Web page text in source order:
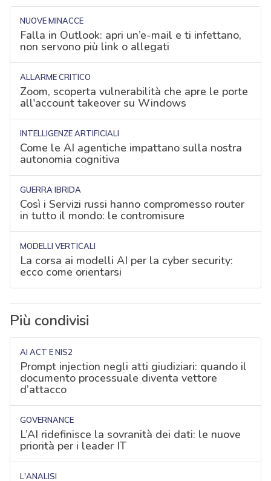
NUOVE MINACCE
Falla in Outlook: apri un’e-mail e ti infettano,
non servono più link o allegati
ALLARME CRITICO
Zoom, scoperta vulnerabilità che apre le porte
all'account takeover su Windows
INTELLIGENZE ARTIFICIALI
Come le AI agentiche impattano sulla nostra
autonomia cognitiva
GUERRA IBRIDA
Così i Servizi russi hanno compromesso router
in tutto il mondo: le contromisure
MODELLI VERTICALI
La corsa ai modelli AI per la cyber security:
ecco come orientarsi
Più condivisi
AI ACT E NIS2
Prompt injection negli atti giudiziari: quando il
documento processuale diventa vettore
d’attacco
GOVERNANCE
L’AI ridefinisce la sovranità dei dati: le nuove
priorità per i leader IT
L'ANALISI